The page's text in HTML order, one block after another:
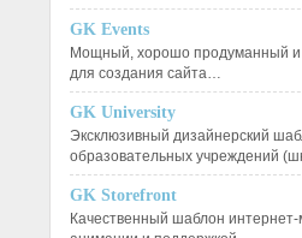
GK Events
Мощный, хорошо продуманный и
для создания сайта…
GK University
Эксклюзивный дизайнерский
образовательных учреждений
GK Storefront
Качественный шаблон